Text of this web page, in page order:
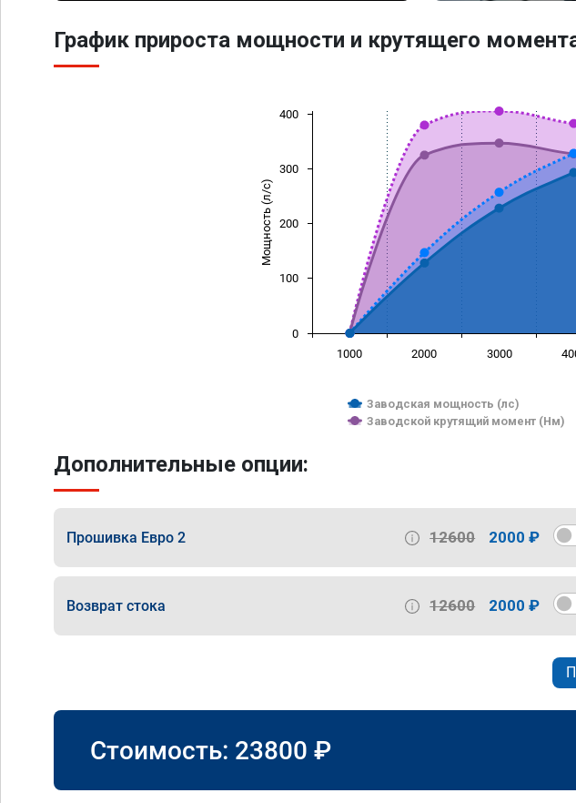
График прироста мощности и крутящего
Мощность (л/с)
Заводская мощность (лс)
Заводской крутящий момент (Нм)
1000 2000 3000
0
100
200
300
400
Дополнительные опции:
Прошивка Евро 2 12600 2000 ₽
Возврат стока 12600 2000 ₽
Стоимость: 23800 ₽